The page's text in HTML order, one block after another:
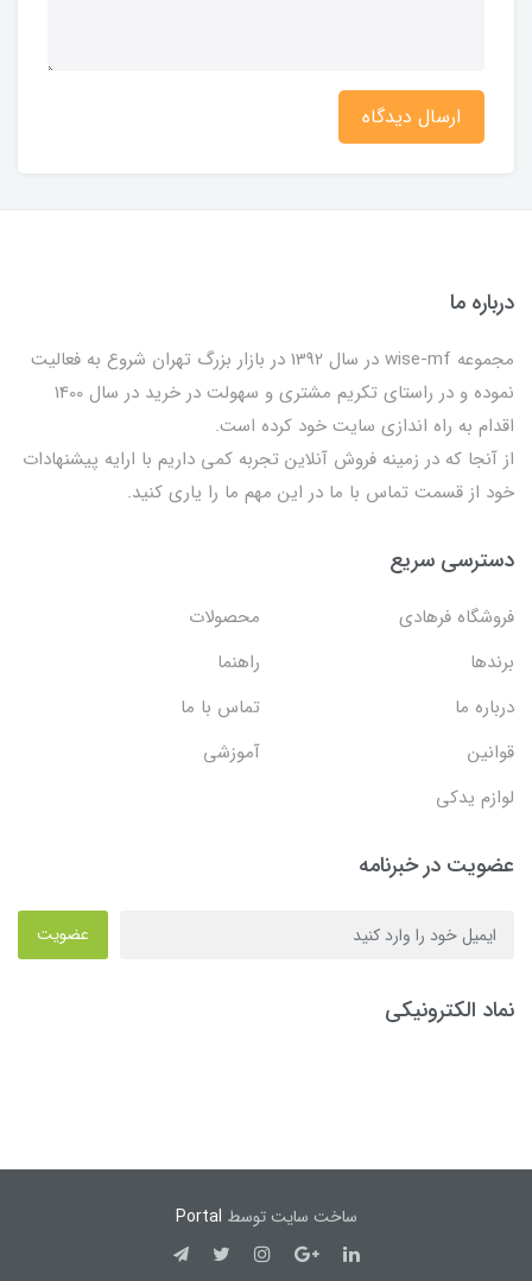
ارسال دیدگاه
درباره ما
مجموعه wise-mf در سال 1392 در بازار بزرگ تهران شروع به فعالیت
نموده و در راستای تکریم مشتری و سهولت در خرید در سال 1400
اقدام به راه اندازی سایت خود کرده است.
از آنجا که در زمینه فروش آنلاین تجربه کمی داریم با ارایه پیشنهادات
خود از قسمت تماس با ما در این مهم ما را یاری کنید.
دسترسی سریع
فروشگاه فرهادی
محصولات
برندها
راهنما
درباره ما
تماس با ما
قوانین
آموزشی
لوازم یدکی
عضویت در خبرنامه
عضویت
نماد الکترونیکی
ساخت سایت توسط Portal